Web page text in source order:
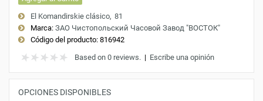
El Komandirskie clásico 81
Marca: ЗАО Чистопольский Часовой Завод "ВОСТОК"
Código del producto: 816942
Based on 0 reviews. | Escribe una opinión
OPCIONES DISPONIBLES